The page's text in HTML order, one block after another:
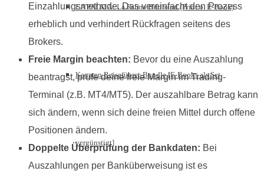
LA PALMA: La Palma Bildband (Print o. E-Book)
Kanaren Reiseführer-Bundle [E-Books als Set
vergünstigt]
Einzahlungsmethode. Das vereinfacht den Prozess
erheblich und verhindert Rückfragen seitens des
Brokers.
Freie Margin beachten: Bevor du eine Auszahlung
beantragst, prüfe deine freie Margin im Trading-
Terminal (z.B. MT4/MT5). Der auszahlbare Betrag kann
sich ändern, wenn sich deine freien Mittel durch offene
Positionen ändern.
Doppelte Überprüfung der Bankdaten: Bei
Auszahlungen per Banküberweisung ist es